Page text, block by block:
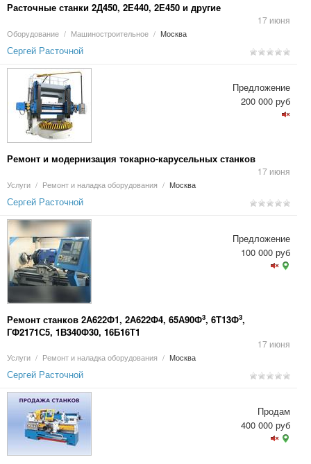
Расточные станки 2Д450, 2Е440, 2Е450 и другие
17 июня
Оборудование / Машиностроительное / Москва
Сергей Расточной
Ремонт и модернизация токарно-карусельных станков
17 июня
Услуги / Ремонт и наладка оборудования / Москва
Предложение
200 000 руб
Сергей Расточной
Ремонт станков 2А622Ф1, 2А622Ф4, 65А90Ф3, 6Т13Ф3,
ГФ2171С5, 1В340Ф30, 16Б16Т1
17 июня
Услуги / Ремонт и наладка оборудования / Москва
Предложение
100 000 руб
Сергей Расточной
Продам
400 000 руб